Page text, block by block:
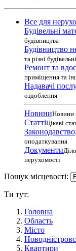
Все для
Будівельні
будівництва
Будівництво
та різні
Ремонт та
приміщення та
Надавачі
оздоблення
НовиниНовини
СтаттіЦікаві
Законодавство
оподаткування
Документи
нерухомості
Пошук місцевості:
Ти тут:
Головна
Область
Місто
Квартири